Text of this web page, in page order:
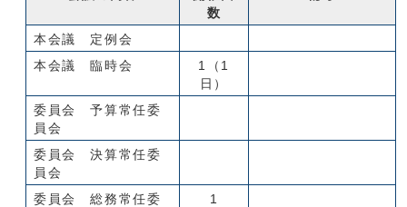
数
本会議 定例会
本会議 臨時会
1（1
日）
委員会 予算常任委
員会
委員会 決算常任委
員会
委員会 総務常任委
1